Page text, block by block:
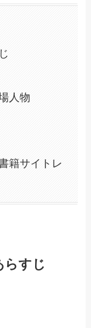
人物
籍サイトレ
すじ